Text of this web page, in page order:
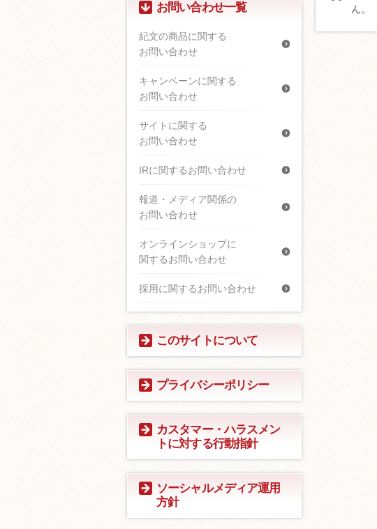
ん。
お問い合わせ一覧
紀文の商品に関する
お問い合わせ
キャンペーンに関する
お問い合わせ
サイトに関する
お問い合わせ
IRに関するお問い合わせ
報道・メディア関係の
お問い合わせ
オンラインショップに
関するお問い合わせ
採用に関するお問い合わせ
このサイトについて
プライバシーポリシー
カスタマー・ハラスメン
トに対する行動指針
ソーシャルメディア運用
方針